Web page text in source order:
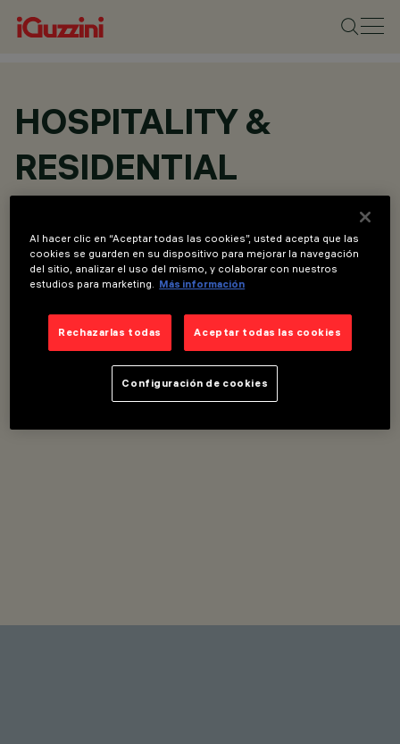
HOSPITALITY &
RESIDENTIAL
Al hacer clic en “Aceptar todas las cookies”, usted acepta que las
cookies se guarden en su dispositivo para mejorar la navegación
del sitio, analizar el uso del mismo, y colaborar con nuestros
estudios para marketing. Más información
Rechazarlas todas Aceptar todas las cookies
Configuración de cookies